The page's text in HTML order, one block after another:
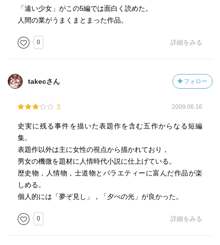
「遠い少女」がこの5編では面白く読めた。
人間の業がうまくまとまった作品。
0 詳細をみる
takecさん フォロー
3 2009.06.16
史実に残る事件を描いた表題作を含む五作からなる短編
集。
表題作以外は主に女性の視点から描かれており，
男女の機微を題材に人情時代小説に仕上げている。
歴史物，人情物，士道物とバラエティーに富んだ作品が楽
しめる。
個人的には「夢ぞ見し」，「夕べの光」が良かった。
0 詳細をみる